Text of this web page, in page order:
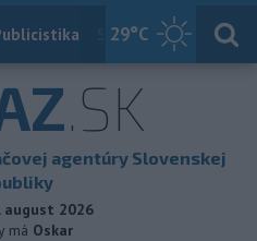
29°C
Slovensko
.SK
agentúry Slovenskej
august 2026
má Oskar